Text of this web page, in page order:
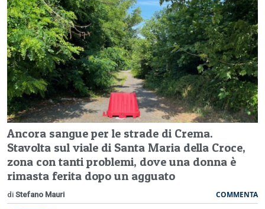
Ancora sangue per le strade di Crema.
Stavolta sul viale di Santa Maria della Croce,
zona con tanti problemi, dove una donna è
rimasta ferita dopo un agguato
di Stefano Mauri COMMENTA